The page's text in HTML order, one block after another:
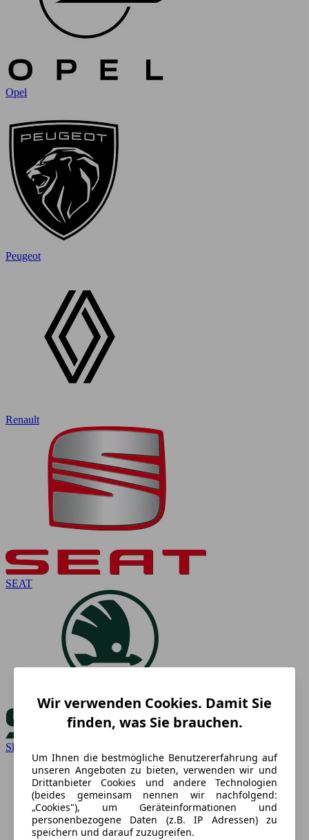
Opel
Peugeot
Renault
SEAT
Skoda
Wir verwenden Cookies. Damit Sie
finden, was Sie brauchen.
Um Ihnen die bestmögliche Benutzererfahrung auf
unseren Angeboten zu bieten, verwenden wir und
Drittanbieter Cookies und andere Technologien
(beides gemeinsam nennen wir nachfolgend:
„Cookies"), um Geräteinformationen und
personenbezogene Daten (z.B. IP Adressen) zu
speichern und darauf zuzugreifen.